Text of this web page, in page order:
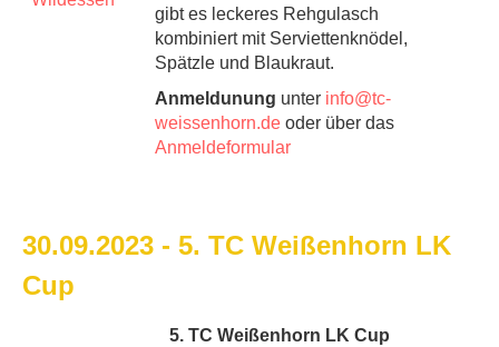
gibt es leckeres Rehgulasch
kombiniert mit Serviettenknödel,
Spätzle und Blaukraut.
Anmeldunung unter info@tc-
weissenhorn.de oder über das
Anmeldeformular
30.09.2023 - 5. TC Weißenhorn LK
Cup
5. TC Weißenhorn LK Cup